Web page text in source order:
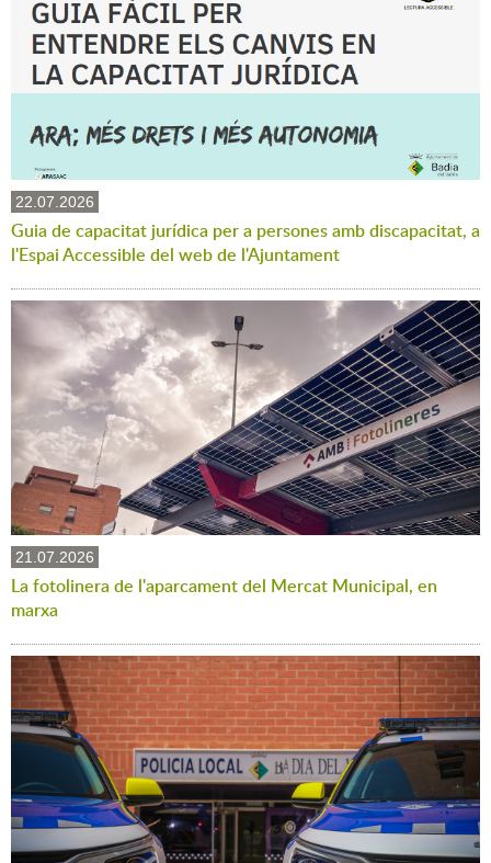
22.07.2026
Guia de capacitat jurídica per a persones amb discapacitat, a
l'Espai Accessible del web de l'Ajuntament
21.07.2026
La fotolinera de l'aparcament del Mercat Municipal, en
marxa